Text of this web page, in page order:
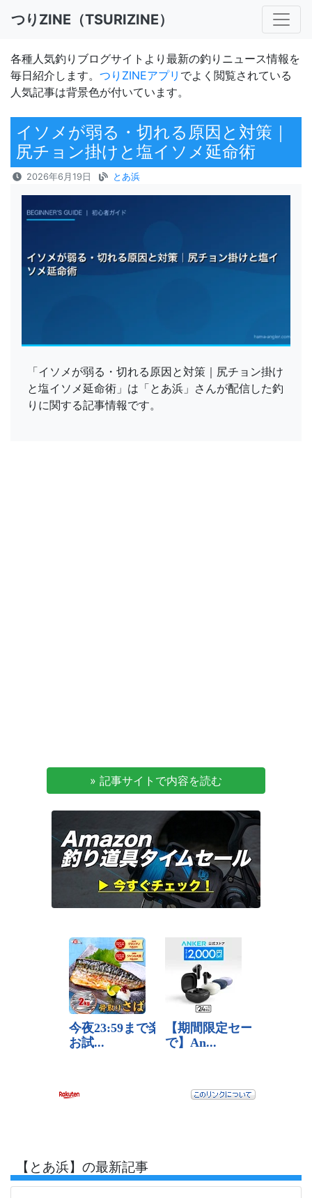
つりZINE（TSURIZINE）
各種人気釣りブログサイトより最新の釣りニュース情報を
毎日紹介します。 つりZINEアプリ でよく閲覧されている
人気記事は背景色が付いています。
イソメが弱る・切れる原因と対策｜
尻チョン掛けと塩イソメ延命術
2026年6月19日 とあ浜
「イソメが弱る・切れる原因と対策｜尻チョン掛け
と塩イソメ延命術」は「とあ浜」さんが配信した釣
りに関する記事情報です。
» 記事サイトで内容を読む
【とあ浜】の最新記事